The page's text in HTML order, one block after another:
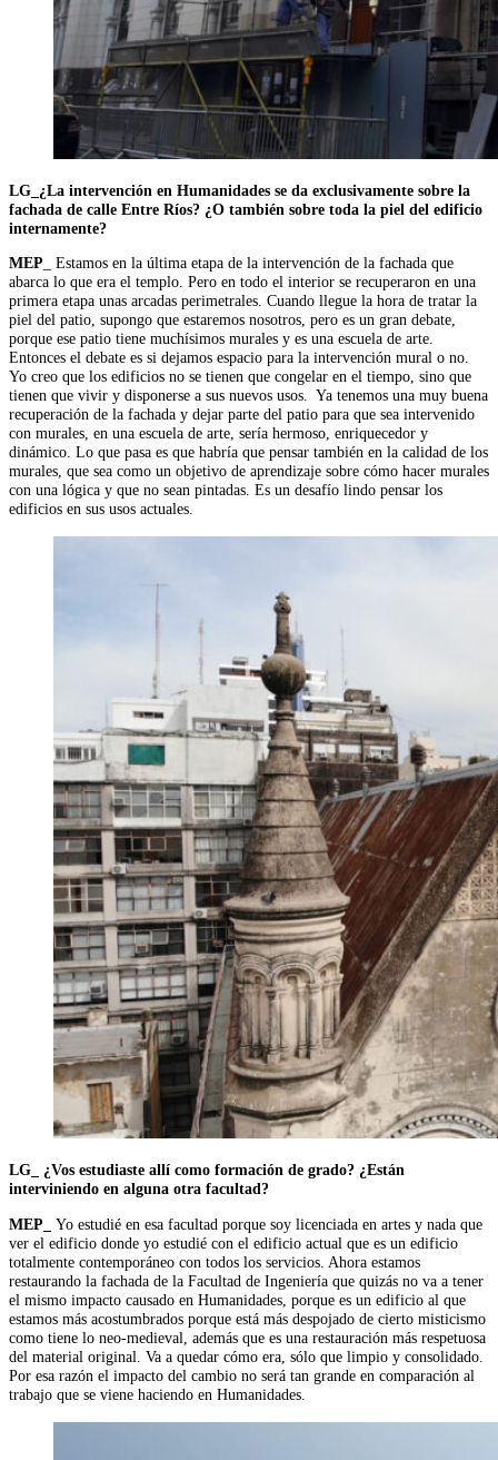
LG_¿La intervención en Humanidades se da exclusivamente sobre la
fachada de calle Entre Ríos? ¿O también sobre toda la piel del edificio
internamente?
MEP _ Estamos en la última etapa de la intervención de la fachada que
abarca lo que era el templo. Pero en todo el interior se recuperaron en una
primera etapa unas arcadas perimetrales. Cuando llegue la hora de tratar la
piel del patio, supongo que estaremos nosotros, pero es un gran debate,
porque ese patio tiene muchísimos murales y es una escuela de arte.
Entonces el debate es si dejamos espacio para la intervención mural o no.
Yo creo que los edificios no se tienen que congelar en el tiempo, sino que
tienen que vivir y disponerse a sus nuevos usos. Ya tenemos una muy buena
recuperación de la fachada y dejar parte del patio para que sea intervenido
con murales, en una escuela de arte, sería hermoso, enriquecedor y
dinámico. Lo que pasa es que habría que pensar también en la calidad de los
murales, que sea como un objetivo de aprendizaje sobre cómo hacer murales
con una lógica y que no sean pintadas. Es un desafío lindo pensar los
edificios en sus usos actuales.
LG_ ¿Vos estudiaste allí como formación de grado? ¿Están
interviniendo en alguna otra facultad?
MEP_ Yo estudié en esa facultad porque soy licenciada en artes y nada que
ver el edificio donde yo estudié con el edificio actual que es un edificio
totalmente contemporáneo con todos los servicios. Ahora estamos
restaurando la fachada de la Facultad de Ingeniería que quizás no va a tener
el mismo impacto causado en Humanidades, porque es un edificio al que
estamos más acostumbrados porque está más despojado de cierto misticismo
como tiene lo neo-medieval, además que es una restauración más respetuosa
del material original. Va a quedar cómo era, sólo que limpio y consolidado.
Por esa razón el impacto del cambio no será tan grande en comparación al
trabajo que se viene haciendo en Humanidades.